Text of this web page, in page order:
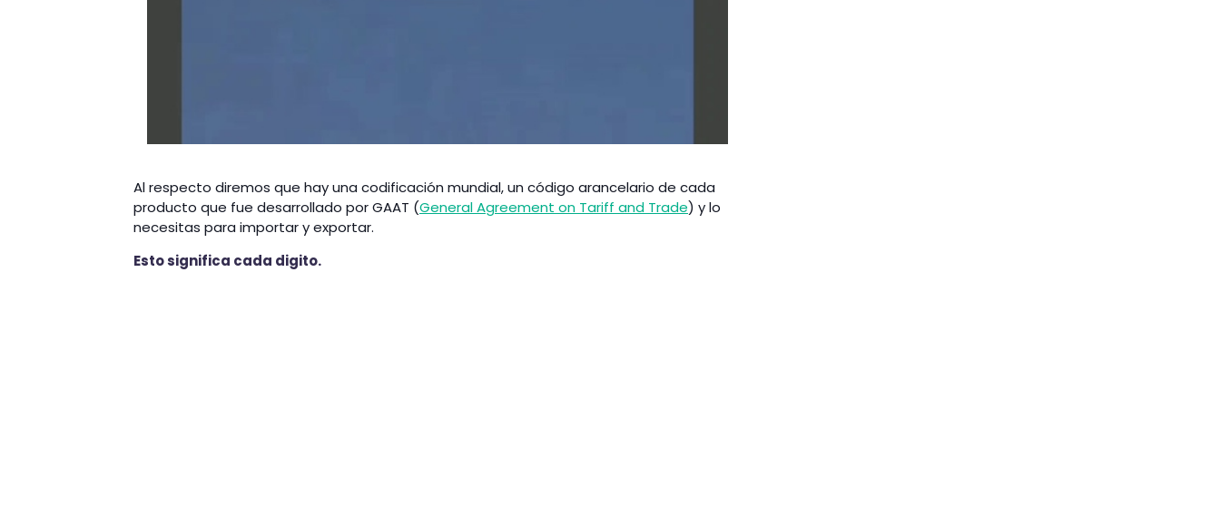
Al respecto diremos que hay una codificación mundial, un código arancelario de cada
producto que fue desarrollado por GAAT (General Agreement on Tariff and Trade) y lo
necesitas para importar y exportar.
Esto significa cada digito.